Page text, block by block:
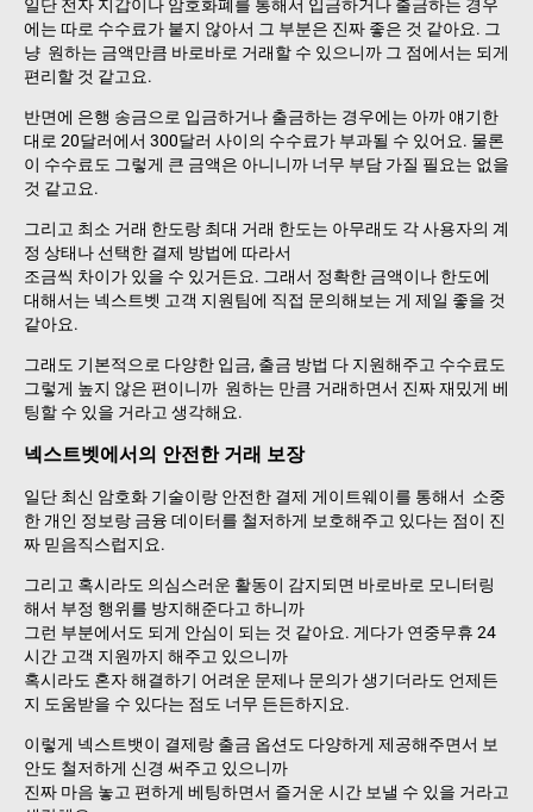
일단 전자 지갑이나 암호화폐를 통해서 입금하거나 출금하는 경우
에는 따로 수수료가 붙지 않아서 그 부분은 진짜 좋은 것 같아요. 그
냥 원하는 금액만큼 바로바로 거래할 수 있으니까 그 점에서는 되게
편리할 것 같고요.
반면에 은행 송금으로 입금하거나 출금하는 경우에는 아까 얘기한
대로 20달러에서 300달러 사이의 수수료가 부과될 수 있어요. 물론
이 수수료도 그렇게 큰 금액은 아니니까 너무 부담 가질 필요는 없을
것 같고요.
그리고 최소 거래 한도랑 최대 거래 한도는 아무래도 각 사용자의 계
정 상태나 선택한 결제 방법에 따라서
조금씩 차이가 있을 수 있거든요. 그래서 정확한 금액이나 한도에
대해서는 넥스트벳 고객 지원팀에 직접 문의해보는 게 제일 좋을 것
같아요.
그래도 기본적으로 다양한 입금, 출금 방법 다 지원해주고 수수료도
그렇게 높지 않은 편이니까 원하는 만큼 거래하면서 진짜 재밌게 베
팅할 수 있을 거라고 생각해요.
넥스트벳에서의 안전한 거래 보장
일단 최신 암호화 기술이랑 안전한 결제 게이트웨이를 통해서 소중
한 개인 정보랑 금융 데이터를 철저하게 보호해주고 있다는 점이 진
짜 믿음직스럽지요.
그리고 혹시라도 의심스러운 활동이 감지되면 바로바로 모니터링
해서 부정 행위를 방지해준다고 하니까
그런 부분에서도 되게 안심이 되는 것 같아요. 게다가 연중무휴 24
시간 고객 지원까지 해주고 있으니까
혹시라도 혼자 해결하기 어려운 문제나 문의가 생기더라도 언제든
지 도움받을 수 있다는 점도 너무 든든하지요.
이렇게 넥스트뱃이 결제랑 출금 옵션도 다양하게 제공해주면서 보
안도 철저하게 신경 써주고 있으니까
진짜 마음 놓고 편하게 베팅하면서 즐거운 시간 보낼 수 있을 거라고